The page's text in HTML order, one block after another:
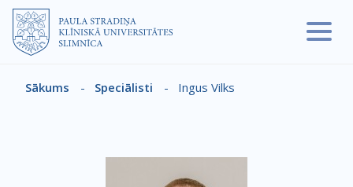
Pārlekt uz galveno saturu
Atpakaļceļš
Sākums - Speciālisti - Ingus Vilks